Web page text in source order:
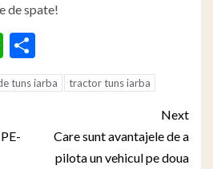
de spate!
WhatsApp
tuns iarba tractor tuns iarba
Next
Care sunt avantajele de a
pilota un vehicul pe doua